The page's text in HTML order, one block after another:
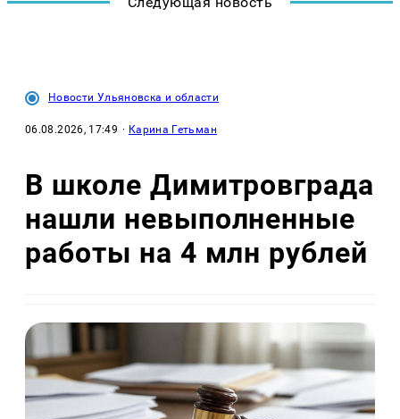
Новости Ульяновска и области
06.08.2026, 17:49 · Карина Гетьман
В школе Димитровграда
нашли невыполненные
работы на 4 млн рублей